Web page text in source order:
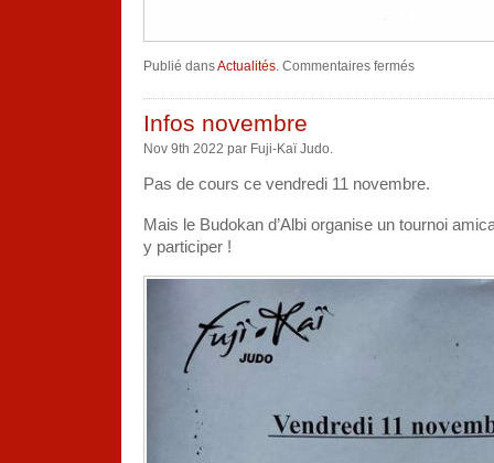
Publié dansActualités. Commentaires ferméssur
vacances
Infos novembre
Nov 9th 2022 par Fuji-Kaï Judo.
Pas de cours ce vendredi 11 novembre.
Mais le Budokan d’Albi organise un tournoi
y participer !